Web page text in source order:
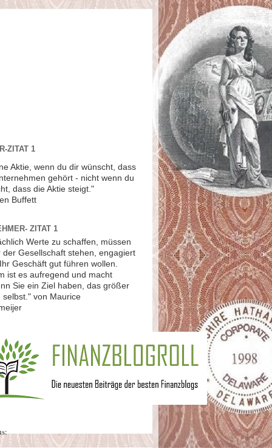
ZITAT 1
Aktie, wenn du dir wünscht, dass
gehört - nicht wenn du
dass die Aktie steigt."
Buffett
ZITAT 1
Werte zu schaffen, müssen
der Gesellschaft stehen, engagiert
Geschäft gut führen wollen.
ist es aufregend und macht
Sie ein Ziel haben, das größer
selbst." von Maurice